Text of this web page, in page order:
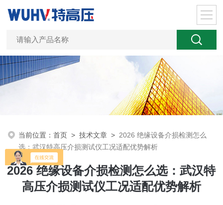
当前位置：首页 >技术文章 > 2026 绝缘设备介损检测怎么
选：武汉特高压介损测试仪工况适配优势解析
2026 绝缘设备介损检测怎么选：武汉特
高压介损测试仪工况适配优势解析